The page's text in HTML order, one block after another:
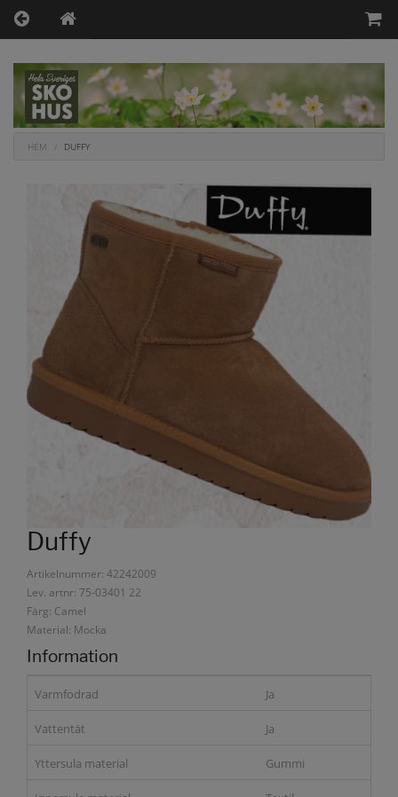
HEM DUFFY
Duffy
Artikelnummer: 42242009
Lev. artnr: 75-03401 22
Färg: Camel
Material: Mocka
Information
Varmfodrad Ja
Vattentät Ja
Yttersula material Gummi